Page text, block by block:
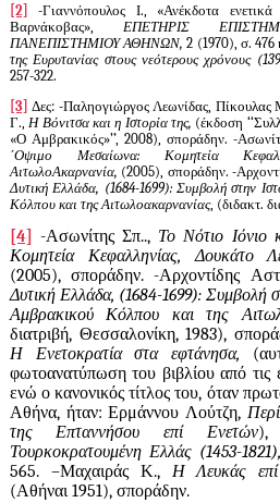
[2]
-Γιαννόπουλος Ι., «Ανέκδοτα
Βαρνάκοβας», ΕΠΕΤΗΡΙΣ
ΠΑΝΕΠΙΣΤΗΜΙΟΥ ΑΘΗΝΩΝ,2 (1970), σ. 476
της Ευρυτανίας στους νεότερους χρόνους
257-322.
[3] Δες: -Παληογιώργος Λεωνίδας,
Γ., Η Βόνιτσα και η Ιστορία της, (έκδοση
«Ο Αμβρακικός»’’, 2008), σποράδην. -
΄Οψιμο Μεσαίωνα: Κομητεία
ΑιτωλοΑκαρνανία, (2005), σποράδην. -
Δυτική Ελλάδα, (1684-1699): Συμβολή στην
Κόλπου και της Αιτωλοακαρνανίας, (διδακτ.
[4] -Ασωνίτης Σπ.., Το Νότιο Ιόνιο
Κομητεία Κεφαλληνίας, Δουκάτο
(2005), σποράδην. -Αρχοντίδης
Δυτική Ελλάδα, (1684-1699): Συμβολή
Αμβρακικού Κόλπου και της
διατριβή, Θεσσαλονίκη, 1983),
Η Ενετοκρατία στα εφτάνησα,
φωτοανατύπωση του βιβλίου από τις
ενώ ο κανονικός τίτλος του, όταν
Αθήνα, ήταν: Ερμάννου Λούτζη,
της Επταννήσου επί Ενετών),
Τουρκοκρατουμένη Ελλάς (1453-1821),
565. –Μαχαιράς Κ., Η Λευκάς επί
(Αθήναι 1951), σποράδην.